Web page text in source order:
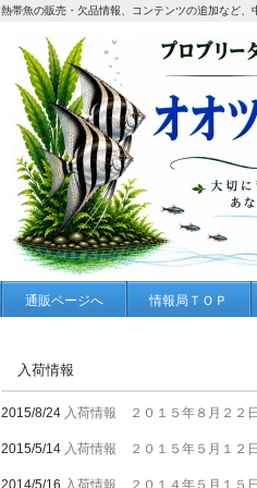
熱帯魚の販売・欠品情報、コンテンツの追加など、
通販ページへ 情報局ＴＯＰ
入荷情報
2015/8/24 入荷情報 ２０１５年８月２２
2015/5/14 入荷情報 ２０１５年５月１２
2014/5/16 入荷情報 ２０１４年５月１５